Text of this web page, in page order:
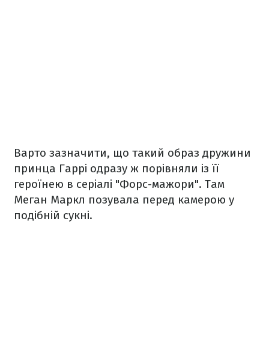
Варто зазначити, що такий образ дружини
принца Гаррі одразу ж порівняли із її
героїнею в серіалі "Форс-мажори". Там
Меган Маркл позувала перед камерою у
подібній сукні.